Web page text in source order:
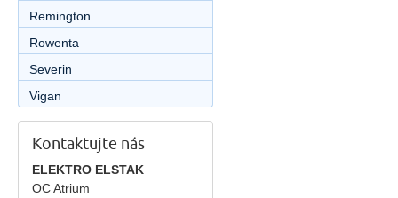
Remington
Rowenta
Severin
Vigan
Kontaktujte nás
ELEKTRO ELSTAK
OC Atrium